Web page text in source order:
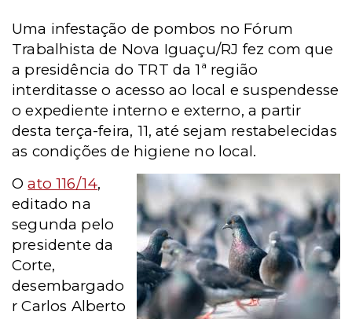
Uma infestação de pombos no Fórum
Trabalhista de Nova Iguaçu/RJ fez com que
a presidência do TRT da 1ª região
interditasse o acesso ao local e suspendesse
o expediente interno e externo, a partir
desta terça-feira, 11, até sejam restabelecidas
as condições de higiene no local.
Oato 116/14,
editado na
segunda pelo
presidente da
Corte,
desembargado
r Carlos Alberto